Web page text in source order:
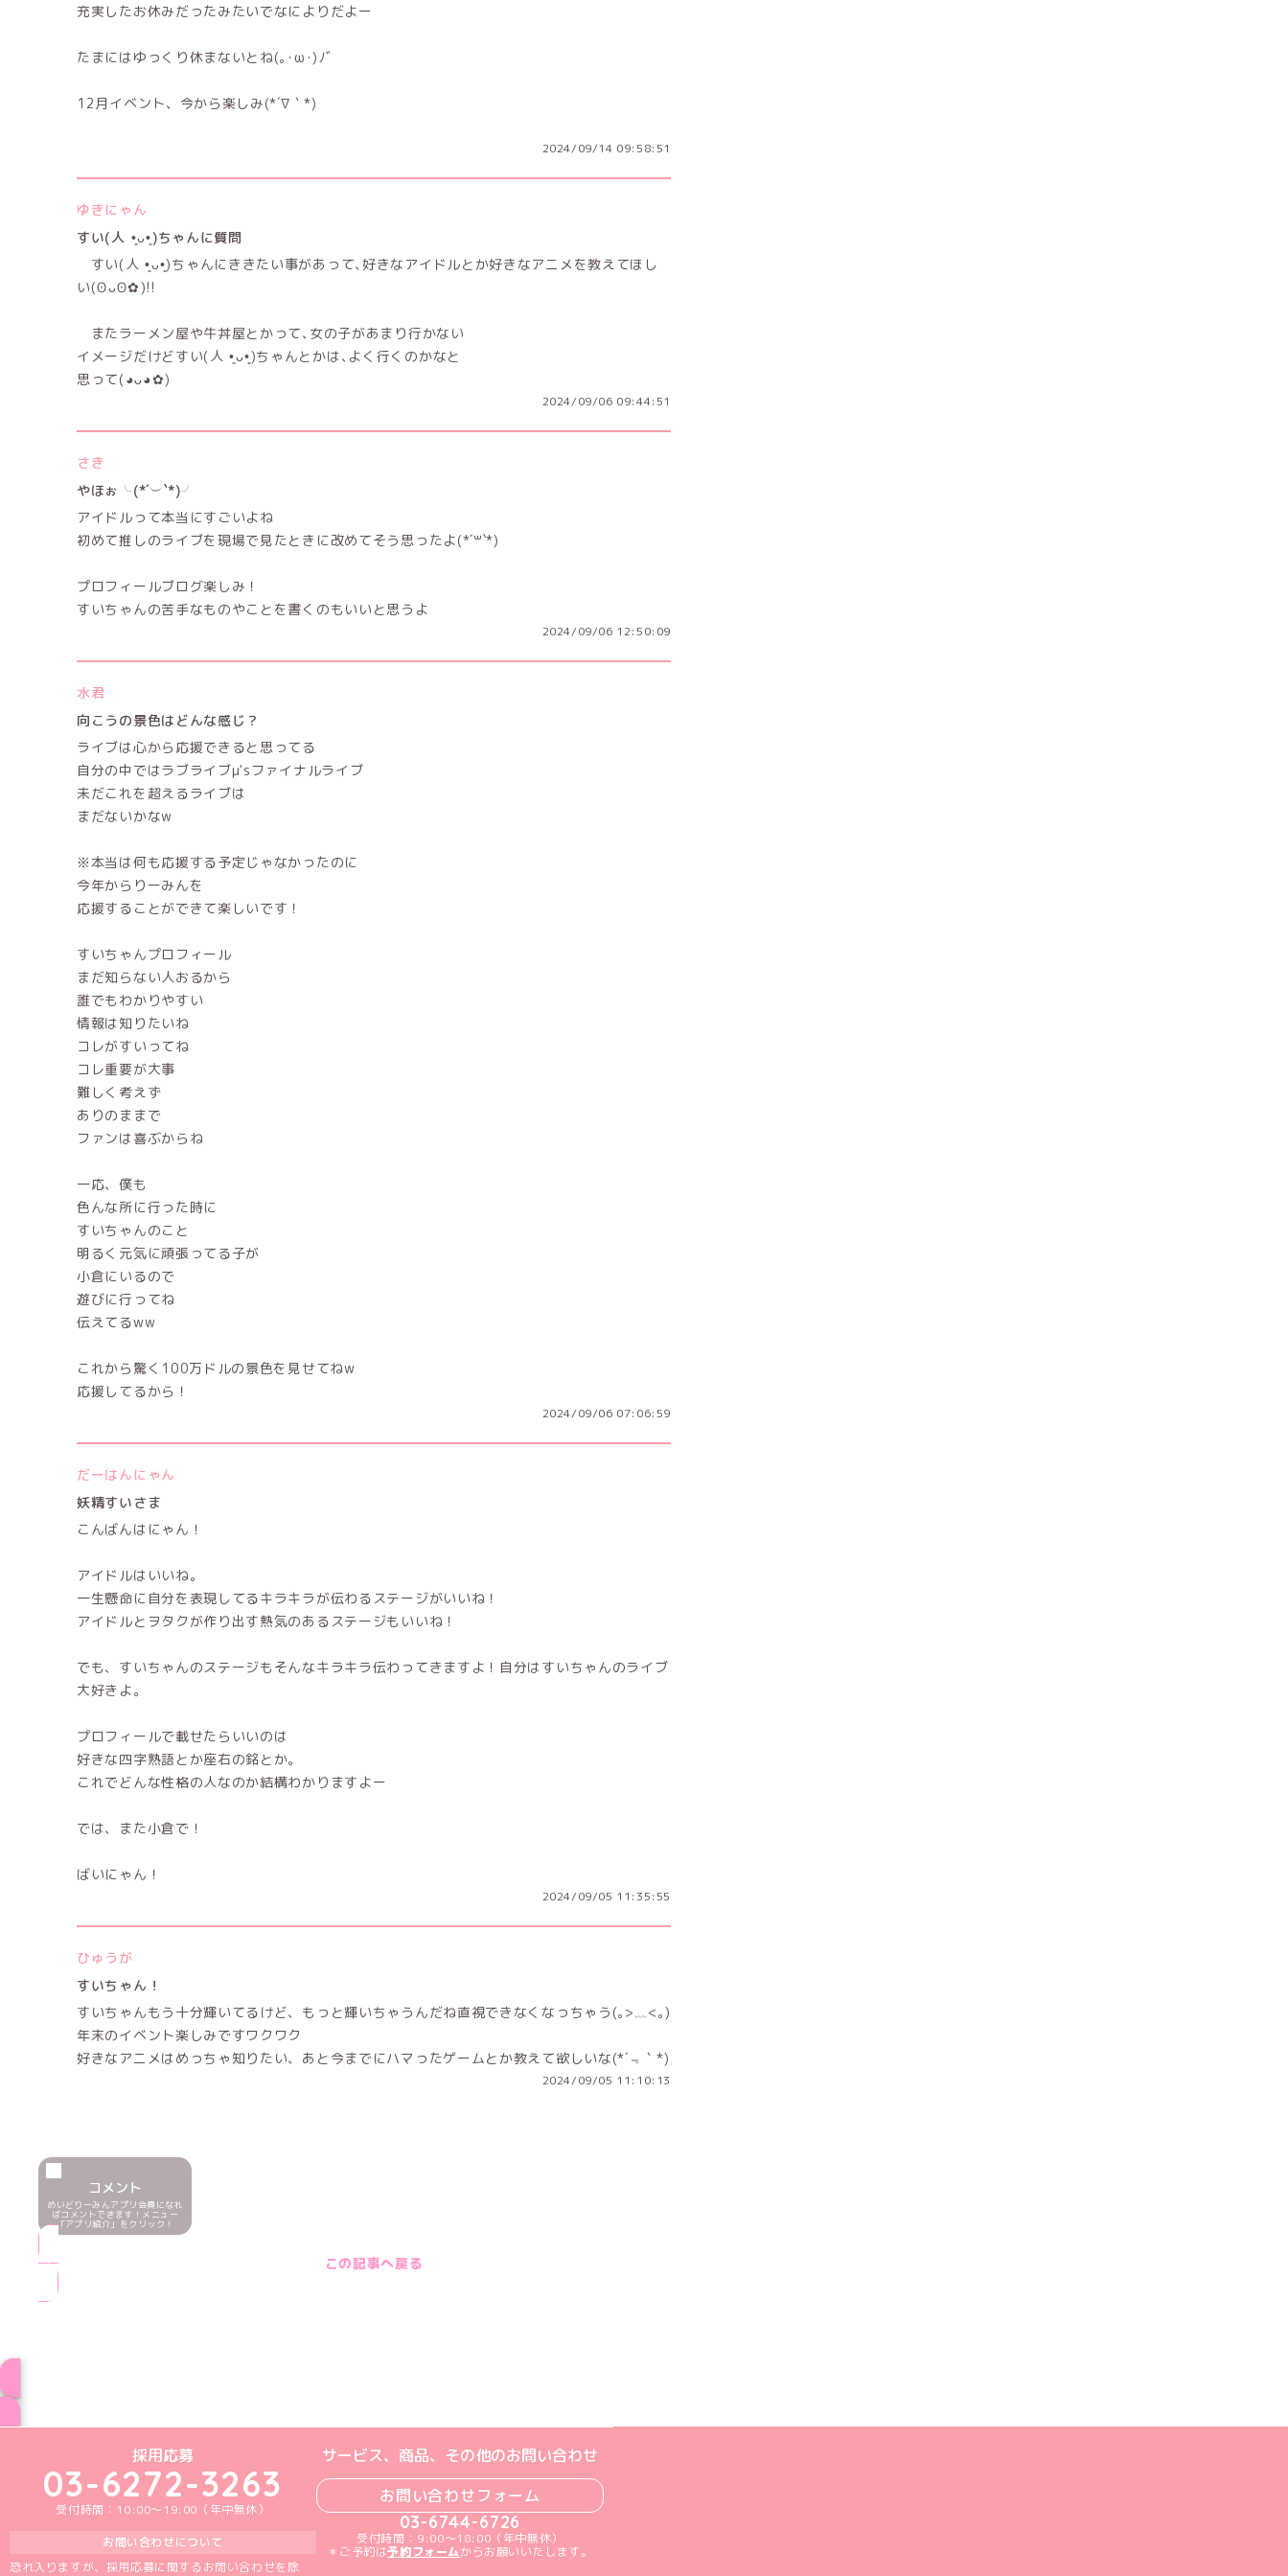
充実したお休みだったみたいでなによりだよー
たまにはゆっくり休まないとね(｡･ω･)ﾉﾞ
12月イベント、今から楽しみ(*´∇｀*)
2024/09/14 09:58:51
ゆきにゃん
すい(⁠人⁠ ⁠•͈⁠ᴗ⁠•͈⁠)ちゃんに質問
すい(⁠人⁠ ⁠•͈⁠ᴗ⁠•͈⁠)ちゃんにききたい事があって､好きなアイドルとか好きなアニメを教えてほし
い(⁠ʘ⁠ᴗ⁠ʘ⁠✿⁠)!!
またラーメン屋や牛丼屋とかって､女の子があまり行かない
イメージだけどすい(⁠人⁠ ⁠•͈⁠ᴗ⁠•͈⁠)ちゃんとかは､よく行くのかなと
思って(⁠◕⁠ᴗ⁠◕⁠✿⁠)
2024/09/06 09:44:51
さき
やほぉ╰(*´︶`*)╯
アイドルって本当にすごいよね
初めて推しのライブを現場で見たときに改めてそう思ったよ(*´꒳`*)
プロフィールブログ楽しみ！
すいちゃんの苦手なものやことを書くのもいいと思うよ
2024/09/06 12:50:09
水君
向こうの景色はどんな感じ？
ライブは心から応援できると思ってる
自分の中ではラブライブμ'sファイナルライブ
未だこれを超えるライブは
まだないかなw
※本当は何も応援する予定じゃなかったのに
今年からりーみんを
応援することができて楽しいです！
すいちゃんプロフィール
まだ知らない人おるから
誰でもわかりやすい
情報は知りたいね
コレがすいってね
コレ重要が大事
難しく考えず
ありのままで
ファンは喜ぶからね
一応、僕も
色んな所に行った時に
すいちゃんのこと
明るく元気に頑張ってる子が
小倉にいるので
遊びに行ってね
伝えてるww
これから驚く100万ドルの景色を見せてねw
応援してるから！
2024/09/06 07:06:59
だーはんにゃん
妖精すいさま
こんばんはにゃん！
アイドルはいいね。
一生懸命に自分を表現してるキラキラが伝わるステージがいいね！
アイドルとヲタクが作り出す熱気のあるステージもいいね！
でも、すいちゃんのステージもそんなキラキラ伝わってきますよ！自分はすいちゃんのライブ
大好きよ。
プロフィールで載せたらいいのは
好きな四字熟語とか座右の銘とか。
これでどんな性格の人なのか結構わかりますよー
では、また小倉で！
ばいにゃん！
2024/09/05 11:35:55
ひゅうが
すいちゃん！
すいちゃんもう十分輝いてるけど、もっと輝いちゃうんだね直視できなくなっちゃう(｡>﹏<｡)
年末のイベント楽しみですワクワク
好きなアニメはめっちゃ知りたい、あと今までにハマったゲームとか教えて欲しいな(*´﹃｀*)
2024/09/05 11:10:13
コメント
めいどりーみんアプリ会員になれ
ばコメントできます！メニュー
「アプリ紹介」をクリック！
この記事へ戻る
めいどりーみんTikTok公式アカウント
めいどりーみんX公式アカウント
めいどりーみんInstagram公式アカウント
めいどりーみんFacebook公式アカウント
めいどりーみんYouTube公式アカウント
採用応募
03-6272-3263
受付時間：10:00～19:00（年中無休）
お問い合わせについて
恐れ入りますが、採用応募に関するお問い合わせを除
サービス、商品、その他のお問い合わせ
お問い合わせフォーム
03-6744-6726
受付時間：9:00～18:00（年中無休）
＊ご予約は予約フォームからお願いいたします。